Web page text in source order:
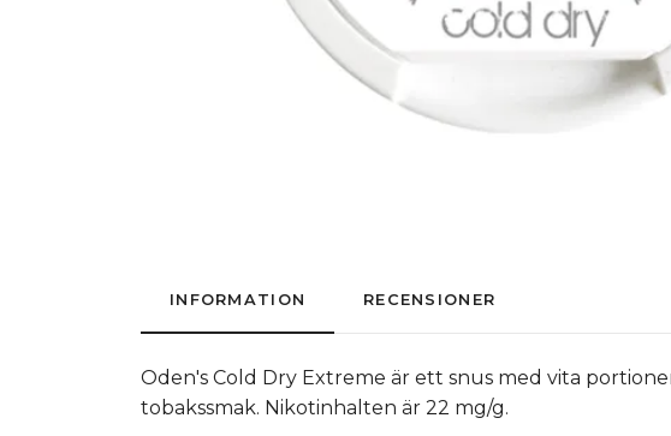
INFORMATION RECENSIONER
Oden's Cold Dry Extreme är ett snus med vita
tobakssmak. Nikotinhalten är 22 mg/g.